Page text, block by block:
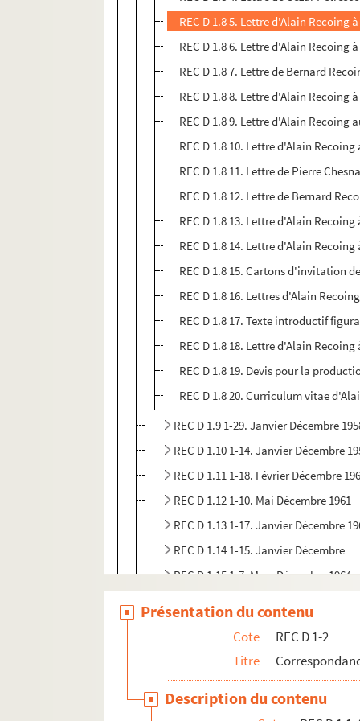
REC D 1.8 5. Lettre d'Alain Recoing
REC D 1.8 6. Lettre d'Alain Recoing
REC D 1.8 7. Lettre de Bernard
REC D 1.8 8. Lettre d'Alain Recoing
REC D 1.8 9. Lettre d'Alain Recoing
REC D 1.8 10. Lettre d'Alain
REC D 1.8 11. Lettre de Pierre
REC D 1.8 12. Lettre de Bernard
REC D 1.8 13. Lettre d'Alain
REC D 1.8 14. Lettre d'Alain
REC D 1.8 15. Cartons d'invitation
REC D 1.8 16. Lettres d'Alain
REC D 1.8 17. Texte introductif
REC D 1.8 18. Lettre d'Alain
REC D 1.8 19. Devis pour la
REC D 1.8 20. Curriculum vitae
REC D 1.9 1-29. Janvier Décembre
REC D 1.10 1-14. Janvier Décembre
REC D 1.11 1-18. Février Décembre
REC D 1.12 1-10. Mai Décembre 1961
REC D 1.13 1-17. Janvier Décembre
REC D 1.14 1-15. Janvier Décembre
REC D 1.15 1-7. Mars Décembre 1964
REC D 1.20 1-2. Janvier Février 1969
Présentation du contenu
Cote
REC D 1-2
Titre
Description du contenu